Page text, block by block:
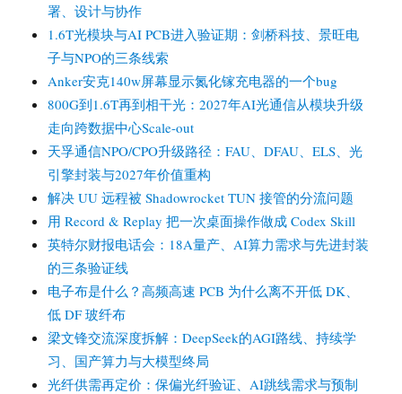
署、设计与协作
1.6T光模块与AI PCB进入验证期：剑桥科技、景旺电
子与NPO的三条线索
Anker安克140w屏幕显示氮化镓充电器的一个bug
800G到1.6T再到相干光：2027年AI光通信从模块升级
走向跨数据中心Scale-out
天孚通信NPO/CPO升级路径：FAU、DFAU、ELS、光
引擎封装与2027年价值重构
解决 UU 远程被 Shadowrocket TUN 接管的分流问题
用 Record & Replay 把一次桌面操作做成 Codex Skill
英特尔财报电话会：18A量产、AI算力需求与先进封装
的三条验证线
电子布是什么？高频高速 PCB 为什么离不开低 DK、
低 DF 玻纤布
梁文锋交流深度拆解：DeepSeek的AGI路线、持续学
习、国产算力与大模型终局
光纤供需再定价：保偏光纤验证、AI跳线需求与预制